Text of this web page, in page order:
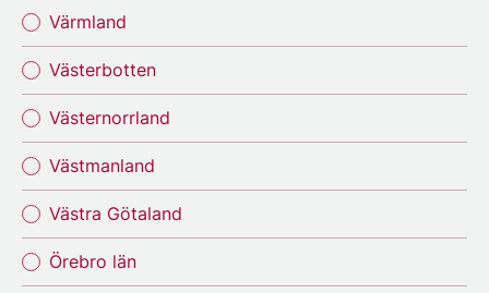
Värmland
Västerbotten
Västernorrland
Västmanland
Västra Götaland
Örebro län